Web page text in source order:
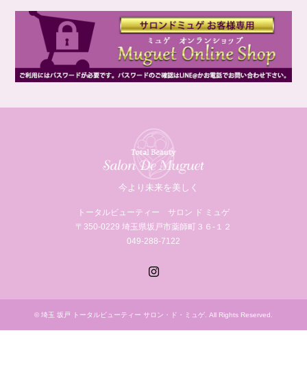
今より未来を美しく
トータルビューティー サロン ド ミュゲ
〒350-0229 埼玉県坂戸市薬師町３６‐１２
049-288-7122
© 埼玉 坂戸 トータルビューティー サロン・ド・ミュゲ . All Rights Reserved.